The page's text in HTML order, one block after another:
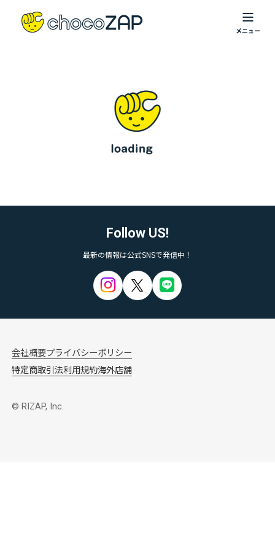
Follow US!
最新の情報は公式SNSで発信中！
会社概要プライバシーポリシー
特定商取引法利用規約海外店舗
© RIZAP, Inc.